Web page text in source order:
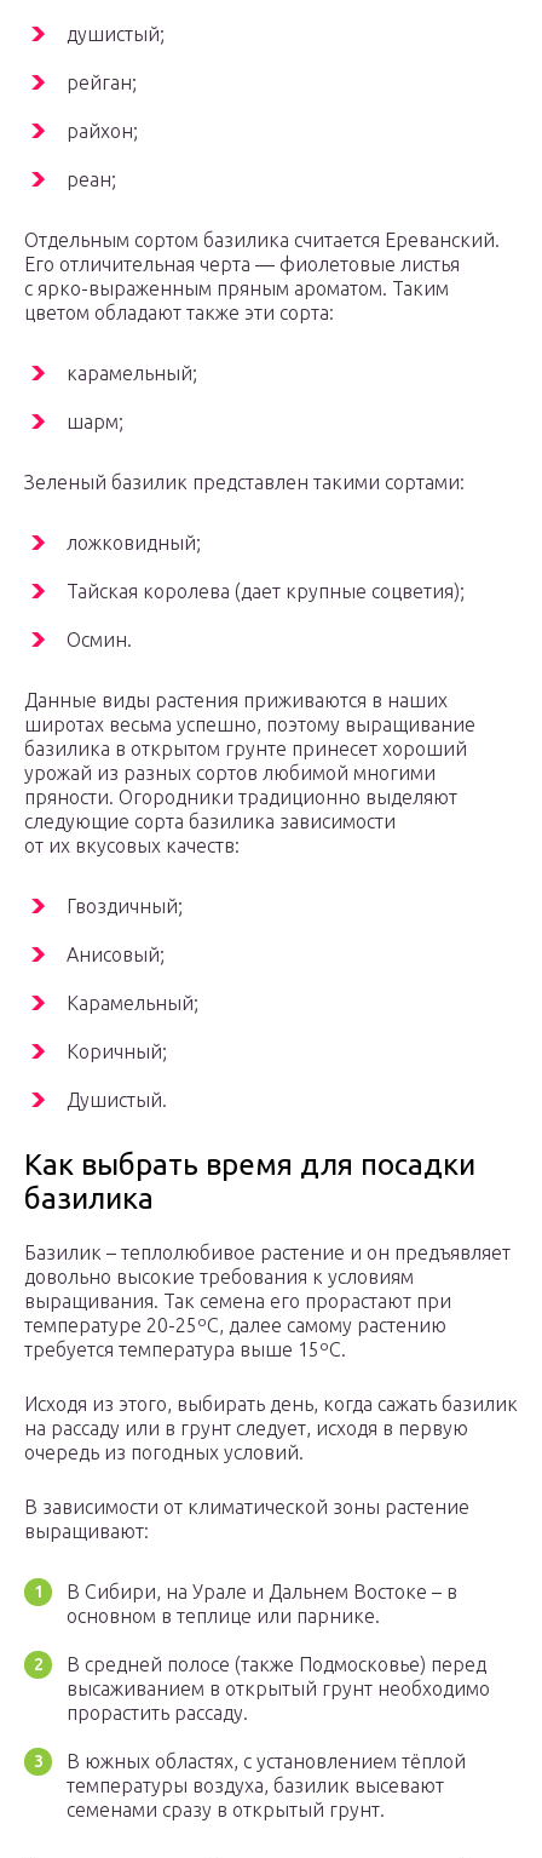
душистый;
рейган;
райхон;
реан;
Отдельным сортом базилика считается Ереванский.
Его отличительная черта — фиолетовые листья
с ярко-выраженным пряным ароматом. Таким
цветом обладают также эти сорта:
карамельный;
шарм;
Зеленый базилик представлен такими сортами:
ложковидный;
Тайская королева (дает крупные соцветия);
Осмин.
Данные виды растения приживаются в наших
широтах весьма успешно, поэтому выращивание
базилика в открытом грунте принесет хороший
урожай из разных сортов любимой многими
пряности. Огородники традиционно выделяют
следующие сорта базилика зависимости
от их вкусовых качеств:
Гвоздичный;
Анисовый;
Карамельный;
Коричный;
Душистый.
Как выбрать время для посадки
базилика
Базилик – теплолюбивое растение и он предъявляет
довольно высокие требования к условиям
выращивания. Так семена его прорастают при
температуре 20-25ºC, далее самому растению
требуется температура выше 15ºC.
Исходя из этого, выбирать день, когда сажать базилик
на рассаду или в грунт следует, исходя в первую
очередь из погодных условий.
В зависимости от климатической зоны растение
выращивают:
В Сибири, на Урале и Дальнем Востоке – в
основном в теплице или парнике.
В средней полосе (также Подмосковье) перед
высаживанием в открытый грунт необходимо
прорастить рассаду.
В южных областях, с установлением тёплой
температуры воздуха, базилик высевают
семенами сразу в открытый грунт.